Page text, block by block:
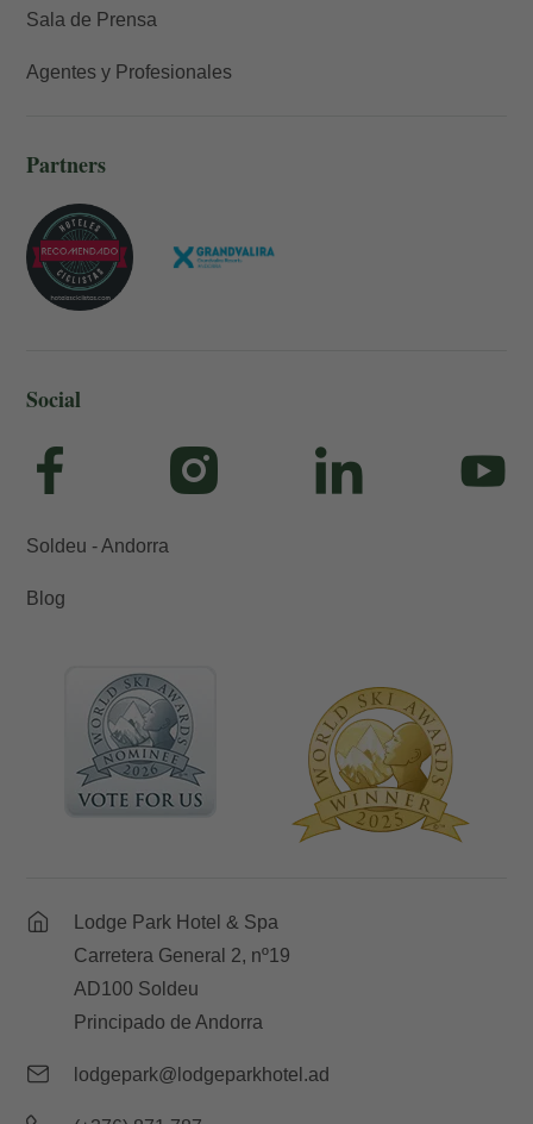
Sala de Prensa
Agentes y Profesionales
Partners
Social
Soldeu - Andorra
Blog
Lodge Park Hotel & Spa
Carretera General 2, nº19
AD100 Soldeu
Principado de Andorra
lodgepark@lodgeparkhotel.ad